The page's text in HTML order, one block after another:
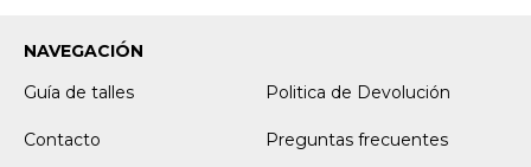
NAVEGACIÓN
Guía de talles
Politica de Devolución
Contacto Preguntas frecuentes